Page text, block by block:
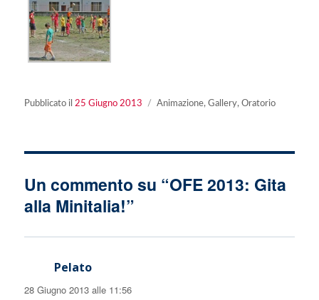
Pubblicato ilPubblicato
25 Giugno 2013 Categorie
Animazione,Gallery,Oratorio
Un commento su “OFE 2013: Gita
alla Minitalia!”
Pelato
detto:
28 Giugno 2013 alle 11:56